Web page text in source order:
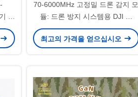
실
급,
70-6000MHz 고정밀 드론 감지 모
듈: 드론 방지 시스템용 DJI 및
Autel 전자 지문 식별을 위한 통합
컴퓨팅 장치
최고의 가격을 얻으십시오